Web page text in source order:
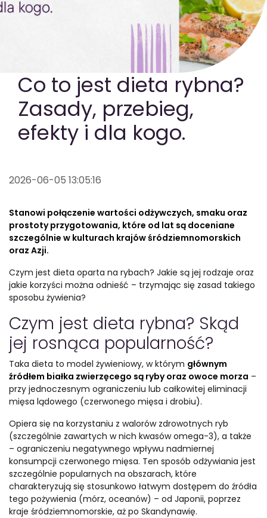
WYBÓR MENU PAKIETY MEDYCZNE
Co to jest dieta rybna?
Zasady, przebieg,
efekty i dla kogo.
2026-06-05 13:05:16
Stanowi połączenie wartości odżywczych, smaku oraz
prostoty przygotowania, które od lat są doceniane
szczególnie w kulturach krajów śródziemnomorskich
oraz Azji.
Czym jest dieta oparta na rybach? Jakie są jej rodzaje oraz
jakie korzyści można odnieść – trzymając się zasad takiego
sposobu żywienia?
Czym jest dieta rybna? Skąd
jej rosnąca popularność?
Taka dieta to model żywieniowy, w którym głównym
źródłem białka zwierzęcego są ryby oraz owoce morza –
przy jednoczesnym ograniczeniu lub całkowitej eliminacji
mięsa lądowego (czerwonego mięsa i drobiu).
Opiera się na korzystaniu z walorów zdrowotnych ryb
(szczególnie zawartych w nich kwasów omega-3), a także
– ograniczeniu negatywnego wpływu nadmiernej
konsumpcji czerwonego mięsa. Ten sposób odżywiania jest
szczególnie popularnych na obszarach, które
charakteryzują się stosunkowo łatwym dostępem do źródła
tego pożywienia (mórz, oceanów) – od Japonii, poprzez
kraje śródziemnomorskie, aż po Skandynawię.